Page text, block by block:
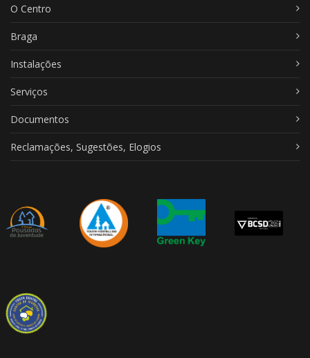
O Centro
Braga
Instalações
Serviços
Documentos
Reclamações, Sugestões, Elogios